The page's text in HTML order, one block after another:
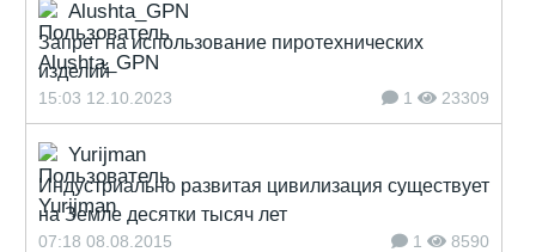
Alushta_GPN
Запрет на использование пиротехнических
изделий
15:03 12.10.2023 1 23309
Yurijman
Индустриально развитая цивилизация существует
на Земле десятки тысяч лет
07:18 08.08.2015 1 8590